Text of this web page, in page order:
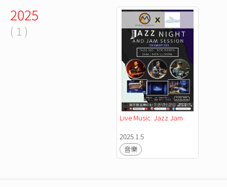
2025
( 1 )
Live Music: Jazz Jam
2025.1.5
音樂